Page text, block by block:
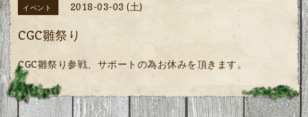
イベント 2018-03-03 (土)
CGC雛祭り
CGC雛祭り参戦、サポートの為お休みを頂きます。